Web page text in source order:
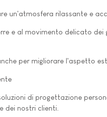
un'atmosfera rilassante e
e al movimento delicato
per migliorare l'aspetto
di progettazione
dei nostri clienti.